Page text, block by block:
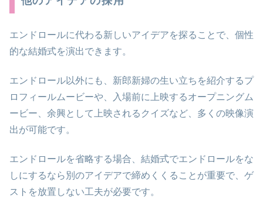
エンドロールに代わる新しいアイデアを探ることで、個性
的な結婚式を演出できます。
エンドロール以外にも、新郎新婦の生い立ちを紹介するプ
ロフィールムービーや、入場前に上映するオープニングム
ービー、余興として上映されるクイズなど、多くの映像演
出が可能です。
エンドロールを省略する場合、結婚式でエンドロールをな
しにするなら別のアイデアで締めくくることが重要で、ゲ
ストを放置しない工夫が必要です。